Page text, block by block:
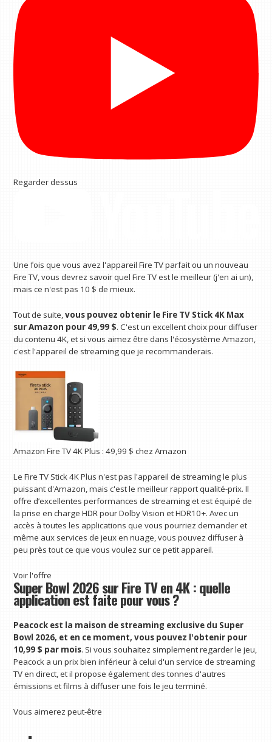
Regarder dessus
Une fois que vous avez l'appareil Fire TV parfait ou un nouveau
Fire TV, vous devrez savoir quel Fire TV est le meilleur (j'en ai un),
mais ce n'est pas 10 $ de mieux.
Tout de suite,vous pouvez obtenir le Fire TV Stick 4K Max
sur Amazon pour 49,99 $. C'est un excellent choix pour diffuser
du contenu 4K, et si vous aimez être dans l'écosystème Amazon,
c'est l'appareil de streaming que je recommanderais.
Amazon Fire TV 4K Plus : 49,99 $ chez Amazon
Le Fire TV Stick 4K Plus n'est pas l'appareil de streaming le plus
puissant d'Amazon, mais c'est le meilleur rapport qualité-prix. Il
offre d’excellentes performances de streaming et est équipé de
la prise en charge HDR pour Dolby Vision et HDR10+. Avec un
accès à toutes les applications que vous pourriez demander et
même aux services de jeux en nuage, vous pouvez diffuser à
peu près tout ce que vous voulez sur ce petit appareil.
Voir l'offre
Super Bowl 2026 sur Fire TV en 4K : quelle
application est faite pour vous ?
Peacock est la maison de streaming exclusive du Super
Bowl 2026, et en ce moment, vous pouvez l'obtenir pour
10,99 $ par mois. Si vous souhaitez simplement regarder le jeu,
Peacock a un prix bien inférieur à celui d'un service de streaming
TV en direct, et il propose également des tonnes d'autres
émissions et films à diffuser une fois le jeu terminé.
Vous aimerez peut-être